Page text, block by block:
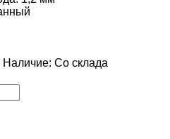
Наличие: Со склада